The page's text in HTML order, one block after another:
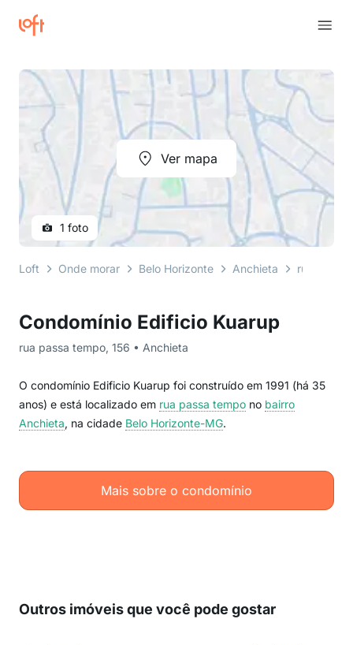
Condomínio Edificio Kuarup
rua passa tempo, 156 • Anchieta
O condomínio Edificio Kuarup foi construído em 1991 (há 35
anos) e está localizado em rua passa tempo no bairro
Anchieta, na cidade Belo Horizonte-MG.
Mais sobre o condomínio
Ver mapa
1 foto
Loft Onde morar Belo Horizonte Anchieta rua passa
Outros imóveis que você pode gostar